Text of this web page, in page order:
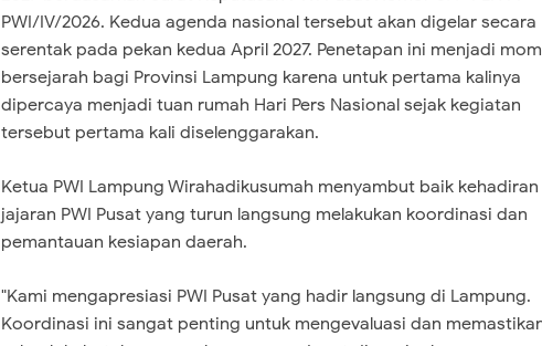
PWI/IV/2026. Kedua agenda nasional tersebut akan digelar secara
serentak pada pekan kedua April 2027. Penetapan ini menjadi
bersejarah bagi Provinsi Lampung karena untuk pertama kalinya
dipercaya menjadi tuan rumah Hari Pers Nasional sejak kegiatan
tersebut pertama kali diselenggarakan.
​Ketua PWI Lampung Wirahadikusumah menyambut baik kehadiran
jajaran PWI Pusat yang turun langsung melakukan koordinasi dan
pemantauan kesiapan daerah.
​"Kami mengapresiasi PWI Pusat yang hadir langsung di Lampung.
Koordinasi ini sangat penting untuk mengevaluasi dan